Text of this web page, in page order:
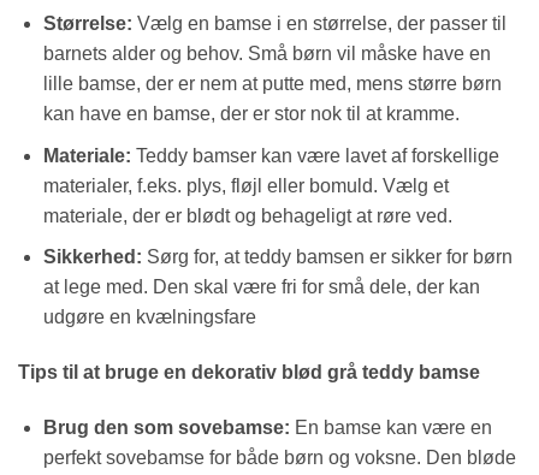
Størrelse: Vælg en bamse i en størrelse, der passer til
barnets alder og behov. Små børn vil måske have en
lille bamse, der er nem at putte med, mens større børn
kan have en bamse, der er stor nok til at kramme.
Materiale: Teddy bamser kan være lavet af forskellige
materialer, f.eks. plys, fløjl eller bomuld. Vælg et
materiale, der er blødt og behageligt at røre ved.
Sikkerhed: Sørg for, at teddy bamsen er sikker for børn
at lege med. Den skal være fri for små dele, der kan
udgøre en kvælningsfare
Tips til at bruge en dekorativ blød grå teddy bamse
Brug den som sovebamse: En bamse kan være en
perfekt sovebamse for både børn og voksne. Den bløde